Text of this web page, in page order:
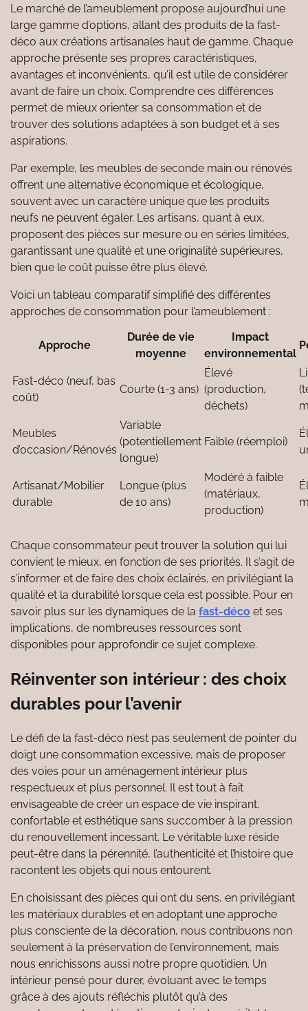
Le marché de l’ameublement propose aujourd’hui une
large gamme d’options, allant des produits de la fast-
déco aux créations artisanales haut de gamme. Chaque
approche présente ses propres caractéristiques,
avantages et inconvénients, qu’il est utile de considérer
avant de faire un choix. Comprendre ces différences
permet de mieux orienter sa consommation et de
trouver des solutions adaptées à son budget et à ses
aspirations.
Par exemple, les meubles de seconde main ou rénovés
offrent une alternative économique et écologique,
souvent avec un caractère unique que les produits
neufs ne peuvent égaler. Les artisans, quant à eux,
proposent des pièces sur mesure ou en séries limitées,
garantissant une qualité et une originalité supérieures,
bien que le coût puisse être plus élevé.
Voici un tableau comparatif simplifié des différentes
approches de consommation pour l’ameublement :
Approche
Durée de vie
moyenne
Impact
environnemental
Fast-déco (neuf, bas
coût)
Courte (1-3 ans)
Élevé
(production,
déchets)
Meubles
d’occasion/Rénovés
Variable
(potentiellement
longue)
Faible (réemploi)
Artisanat/Mobilier
durable
Longue (plus
de 10 ans)
Modéré à faible
(matériaux,
production)
Chaque consommateur peut trouver la solution qui lui
convient le mieux, en fonction de ses priorités. Il s’agit de
s’informer et de faire des choix éclairés, en privilégiant la
qualité et la durabilité lorsque cela est possible. Pour en
savoir plus sur les dynamiques de la fast-déco et ses
implications, de nombreuses ressources sont
disponibles pour approfondir ce sujet complexe.
Réinventer son intérieur : des choix
durables pour l’avenir
Le défi de la fast-déco n’est pas seulement de pointer du
doigt une consommation excessive, mais de proposer
des voies pour un aménagement intérieur plus
respectueux et plus personnel. Il est tout à fait
envisageable de créer un espace de vie inspirant,
confortable et esthétique sans succomber à la pression
du renouvellement incessant. Le véritable luxe réside
peut-être dans la pérennité, l’authenticité et l’histoire que
racontent les objets qui nous entourent.
En choisissant des pièces qui ont du sens, en privilégiant
les matériaux durables et en adoptant une approche
plus consciente de la décoration, nous contribuons non
seulement à la préservation de l’environnement, mais
nous enrichissons aussi notre propre quotidien. Un
intérieur pensé pour durer, évoluant avec le temps
grâce à des ajouts réfléchis plutôt qu’à des